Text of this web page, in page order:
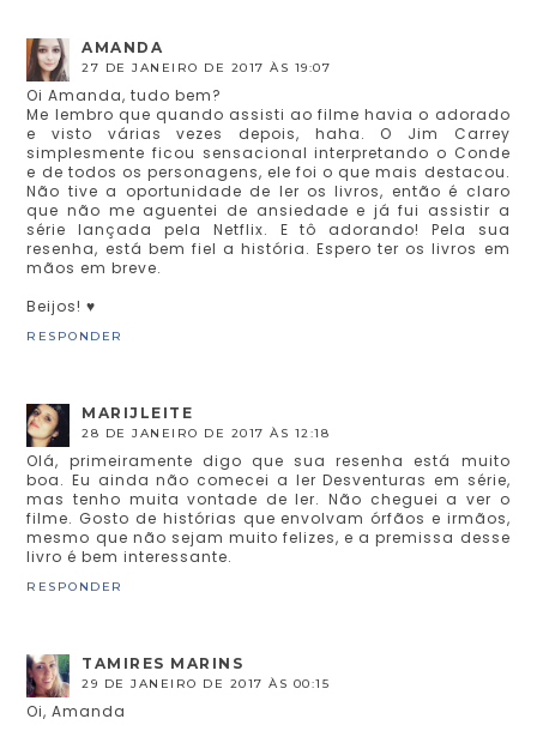
AMANDA
27 DE JANEIRO DE 2017 ÀS 19:07
Oi Amanda, tudo bem?
Me lembro que quando assisti ao filme havia o adorado
e visto várias vezes depois, haha. O Jim Carrey
simplesmente ficou sensacional interpretando o Conde
e de todos os personagens, ele foi o que mais destacou.
Não tive a oportunidade de ler os livros, então é claro
que não me aguentei de ansiedade e já fui assistir a
série lançada pela Netflix. E tô adorando! Pela sua
resenha, está bem fiel a história. Espero ter os livros em
mãos em breve.
Beijos! ♥
RESPONDER
MARIJLEITE
28 DE JANEIRO DE 2017 ÀS 12:18
Olá, primeiramente digo que sua resenha está muito
boa. Eu ainda não comecei a ler Desventuras em série,
mas tenho muita vontade de ler. Não cheguei a ver o
filme. Gosto de histórias que envolvam órfãos e irmãos,
mesmo que não sejam muito felizes, e a premissa desse
livro é bem interessante.
RESPONDER
TAMIRES MARINS
29 DE JANEIRO DE 2017 ÀS 00:15
Oi, Amanda